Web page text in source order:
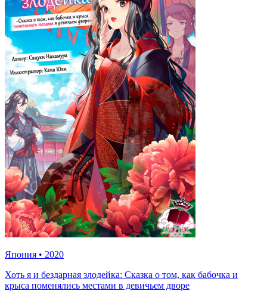
Япония • 2020
Хоть я и бездарная злодейка: Сказка о том, как бабочка и
крыса поменялись местами в девичьем дворе